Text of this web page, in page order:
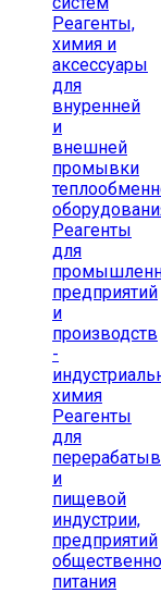
Реагенты,
химия и
аксессуары
для
внуренней
и
внешней
промывки
Реагенты
для
предприятий
и
производств
-
химия
Реагенты
для
и
пищевой
индустрии,
предприятий
питания